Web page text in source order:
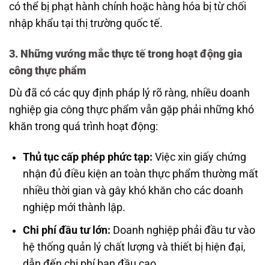
có thể bị phạt hành chính hoặc hàng hóa bị từ chối
nhập khẩu tại thị trường quốc tế.
3. Những vướng mắc thực tế trong hoạt động gia
công thực phẩm
Dù đã có các quy định pháp lý rõ ràng, nhiều doanh
nghiệp gia công thực phẩm vẫn gặp phải những khó
khăn trong quá trình hoạt động:
Thủ tục cấp phép phức tạp: Việc xin giấy chứng
nhận đủ điều kiện an toàn thực phẩm thường mất
nhiều thời gian và gây khó khăn cho các doanh
nghiệp mới thành lập.
Chi phí đầu tư lớn: Doanh nghiệp phải đầu tư vào
hệ thống quản lý chất lượng và thiết bị hiện đại,